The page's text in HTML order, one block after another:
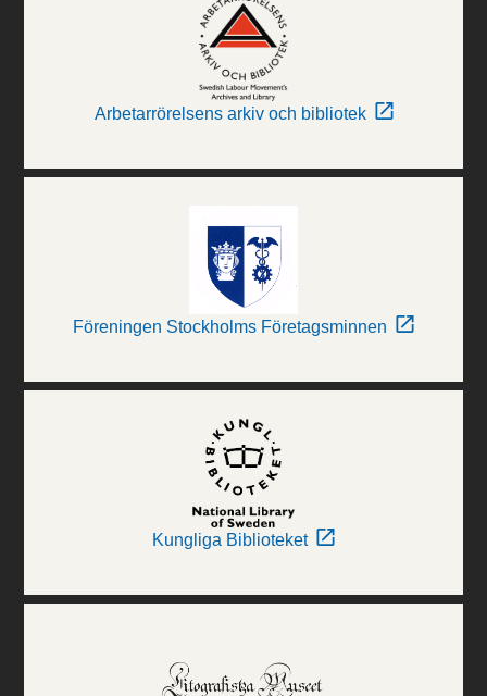
Arbetarrörelsens arkiv och bibliotek
Föreningen Stockholms Företagsminnen
Kungliga Biblioteket